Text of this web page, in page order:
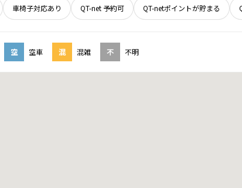
車椅子対応あり QT-net 予約可 QT-netポイントが貯まる
空 空車 混 混雑 不 不明